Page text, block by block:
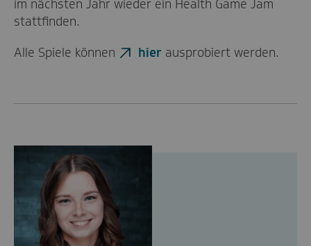
im nächsten Jahr wieder ein Health Game Jam
stattfinden.
Alle Spiele können
hier ausprobiert werden.